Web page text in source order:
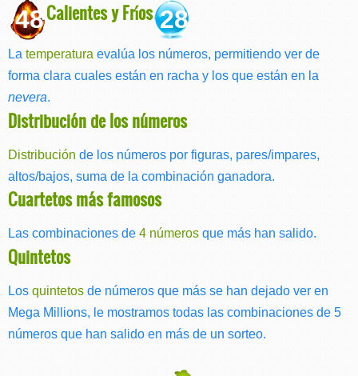
48Calientes y Fríos28
La temperatura evalúa los números, permitiendo ver de
forma clara cuales están en racha y los que están en la
nevera.
Distribución de los números
Distribución de los números por figuras, pares/impares,
altos/bajos, suma de la combinación ganadora.
Cuartetos más famosos
Las combinaciones de 4 números que más han salido.
Quintetos
Los quintetos de números que más se han dejado ver en
Mega Millions, le mostramos todas las combinaciones de 5
números que han salido en más de un sorteo.